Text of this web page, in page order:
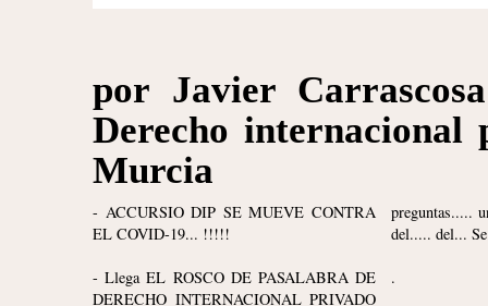
por Javier
Derecho internacional
Murcia
- ACCURSIO DIP SE MUEVE CONTRA
EL COVID-19... !!!!!
- Llega EL ROSCO DE PASALABRA DE
DERECHO INTERNACIONAL PRIVADO
preguntas.....
del..... del...
.